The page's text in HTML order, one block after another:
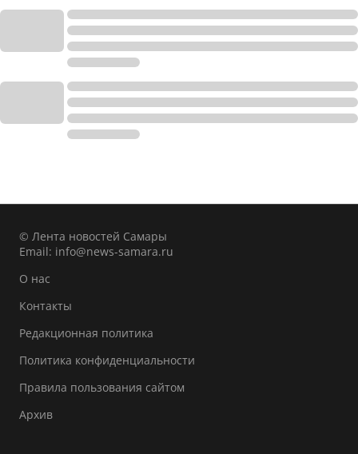
© Лента новостей Самары
Email: info@news-samara.ru
О нас
Контакты
Редакционная политика
Политика конфиденциальности
Правила пользования сайтом
Архив